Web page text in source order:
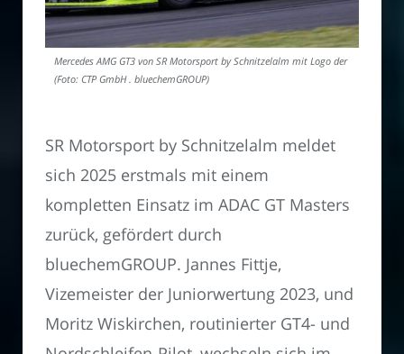
Mercedes AMG GT3 von SR Motorsport by Schnitzelalm mit Logo der
(Foto: CTP GmbH . bluechemGROUP)
SR Motorsport by Schnitzelalm meldet
sich 2025 erstmals mit einem
kompletten Einsatz im ADAC GT Masters
zurück, gefördert durch
bluechemGROUP. Jannes Fittje,
Vizemeister der Juniorwertung 2023, und
Moritz Wiskirchen, routinierter GT4- und